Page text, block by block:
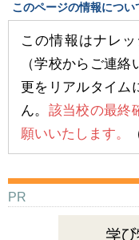
このページの情報につい
この情報はナレ
（学校からご連
更をリアルタイム
ん。 該当校の最終
願いいたします。
PR